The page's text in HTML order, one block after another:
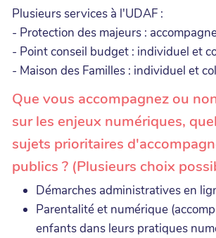
Plusieurs services à l'UDAF :
- Protection des majeurs :
- Point conseil budget : individuel et
- Maison des Familles : individuel et
Que vous accompagnez ou
sur les enjeux numériques,
sujets prioritaires
publics ? (Plusieurs choix
Démarches administratives en
Parentalité et numérique
enfants dans leurs pratiques